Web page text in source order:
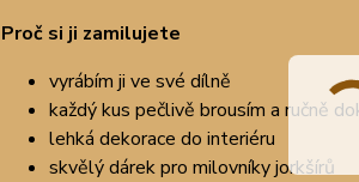
Proč si ji zamilujete
vyrábím ji ve své dílně
každý kus pečlivě brousím a ručně
lehká dekorace do interiéru
skvělý dárek pro milovníky jorkšírů